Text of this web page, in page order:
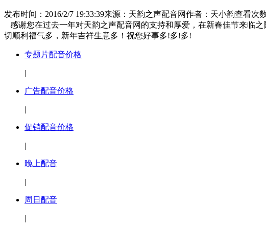
发布时间：2016/2/7 19:33:39来源：天韵之声配音网作者：天小韵查看次
感谢您在过去一年对天韵之声配音网的支持和厚爱，在新春佳节来临
切顺利福气多，新年吉祥生意多！祝您好事多!多!多!
专题片配音价格
|
广告配音价格
|
促销配音价格
|
晚上配音
|
周日配音
|